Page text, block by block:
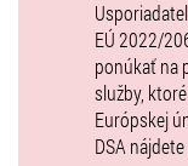
INFORMÁCIE PRE
Po odohratí 30minút
Deti od 10 rokov –
ODPORÚČAME
EÚ 2022/
ponúkať na
služby,
Európskej
DSA